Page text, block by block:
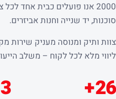
2000 אנו פועלים כבית אחד
סוכנות, יד שנייה וחנות אביזרים.
צוות ותיק ומנוסה מעניק שירות
ליווי מלא לכל לקוח – משלב
26+
3